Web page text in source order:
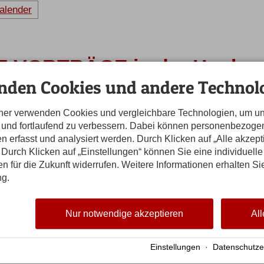
VORTRÄGE in der
und finden wieder heraus –
Assenbaum, Systemischer Einzel-, Paar-
das entsprechende Thema auch angesprochen wird, soll
unserer Patienten auch einmal ein anderes Thema
Cookies und andere
verwenden Cookies und vergleichbare Technologien, um
fortlaufend zu verbessern. Dabei können
erfasst und analysiert werden. Durch Klicken auf „Alle
Klicken auf „Einstellungen“ können Sie eine
für die Zukunft widerrufen. Weitere Informationen erhalten
Nur notwendige akzeptieren
Einstellungen ·